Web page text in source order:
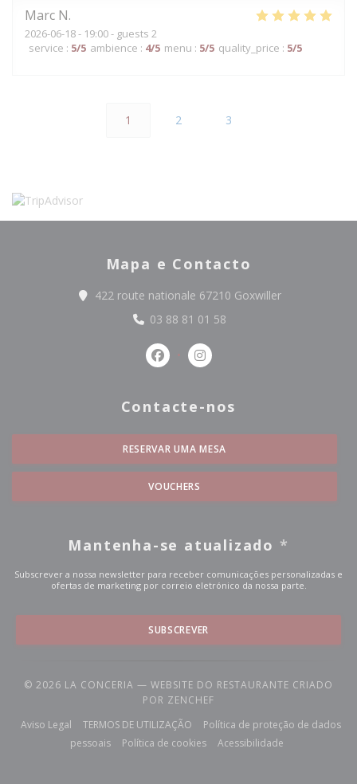
Marc N
2026-06-18- 19:00 - guests 2
service : 5/5 ambience : 4/5 menu : 5/5 quality_price : 5/5
1 2 3
Mapa e Contacto
422 route nationale 67210 Goxwiller((abre numa
03 88 81 01 58
Facebook ((abre numa nova
Instagram ((abre numa
Contacte-nos
RESERVAR UMA MESA
VOUCHERS
Mantenha-se atualizado *
Subscrever a nossa newsletter para receber comunicações personalizadas e
ofertas de marketing por correio eletrónico da nossa parte.
SUBSCREVER
© 2026 LA CONCERIA — WEBSITE DO RESTAURANTE CRIADO
POR ZENCHEF
Aviso Legal((abre numa nova janela))
TERMOS DE UTILIZAÇÃO((abre numa nova janela))
Política de proteção de dados
pessoais((abre numa nova janela))
Política de cookies((abre numa nova janela))
Acessibilidade((abre numa